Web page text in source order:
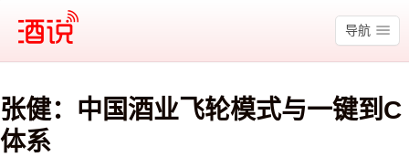
酒说
导航
张健：中国酒业飞轮模式与一键到C
体系